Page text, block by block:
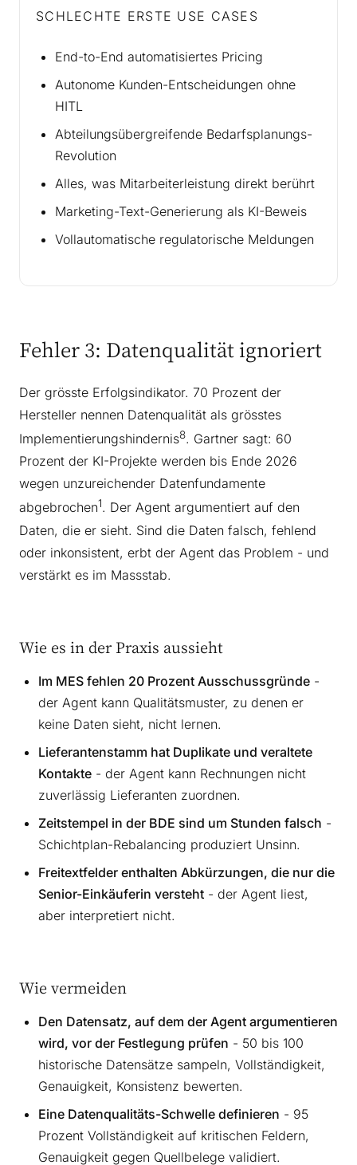
SCHLECHTE ERSTE USE CASES
End-to-End automatisiertes Pricing
Autonome Kunden-Entscheidungen ohne
HITL
Abteilungsübergreifende Bedarfsplanungs-
Revolution
Alles, was Mitarbeiterleistung direkt berührt
Marketing-Text-Generierung als KI-Beweis
Vollautomatische regulatorische Meldungen
Fehler 3: Datenqualität ignoriert
Der grösste Erfolgsindikator. 70 Prozent der
Hersteller nennen Datenqualität als grösstes
Implementierungshindernis8. Gartner sagt: 60
Prozent der KI-Projekte werden bis Ende 2026
wegen unzureichender Datenfundamente
abgebrochen1. Der Agent argumentiert auf den
Daten, die er sieht. Sind die Daten falsch, fehlend
oder inkonsistent, erbt der Agent das Problem - und
verstärkt es im Massstab.
Wie es in der Praxis aussieht
Im MES fehlen 20 Prozent Ausschussgründe -
der Agent kann Qualitätsmuster, zu denen er
keine Daten sieht, nicht lernen.
Lieferantenstamm hat Duplikate und veraltete
Kontakte - der Agent kann Rechnungen nicht
zuverlässig Lieferanten zuordnen.
Zeitstempel in der BDE sind um Stunden falsch -
Schichtplan-Rebalancing produziert Unsinn.
Freitextfelder enthalten Abkürzungen, die nur die
Senior-Einkäuferin versteht - der Agent liest,
aber interpretiert nicht.
Wie vermeiden
Den Datensatz, auf dem der Agent argumentieren
wird, vor der Festlegung prüfen - 50 bis 100
historische Datensätze sampeln, Vollständigkeit,
Genauigkeit, Konsistenz bewerten.
Eine Datenqualitäts-Schwelle definieren - 95
Prozent Vollständigkeit auf kritischen Feldern,
Genauigkeit gegen Quellbelege validiert.